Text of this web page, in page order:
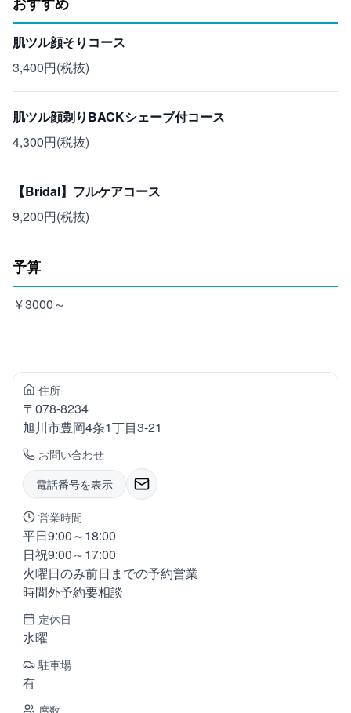
肌ツル顔そりコース
3,400円(税抜)
肌ツル顔剃りBACKシェーブ付コース
4,300円(税抜)
【Bridal】フルケアコース
9,200円(税抜)
予算
￥3000～
住所
〒078-8234
旭川市豊岡4条1丁目3-21
お問い合わせ
電話番号を表示
営業時間
平日9:00～18:00
日祝9:00～17:00
火曜日のみ前日までの予約営業
時間外予約要相談
定休日
水曜
駐車場
有
席数